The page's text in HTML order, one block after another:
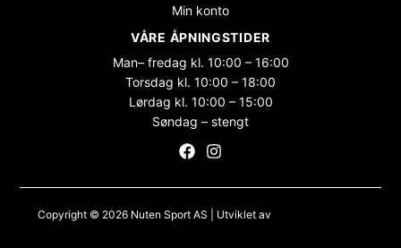
Min konto
VÅRE ÅPNINGSTIDER
Man– fredag kl. 10:00 – 16:00
Torsdag kl. 10:00 – 18:00
Lørdag kl. 10:00 – 15:00
Søndag – stengt
Copyright © 2026 Nuten Sport AS | Utviklet av